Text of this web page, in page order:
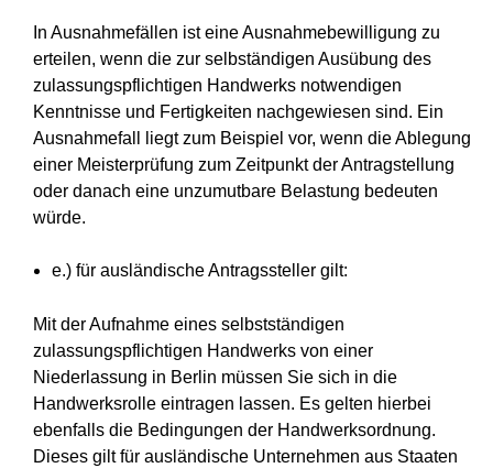
In Ausnahmefällen ist eine Ausnahmebewilligung zu
erteilen, wenn die zur selbständigen Ausübung des
zulassungspflichtigen Handwerks notwendigen
Kenntnisse und Fertigkeiten nachgewiesen sind. Ein
Ausnahmefall liegt zum Beispiel vor, wenn die Ablegung
einer Meisterprüfung zum Zeitpunkt der Antragstellung
oder danach eine unzumutbare Belastung bedeuten
würde.
e.) für ausländische Antragssteller gilt:
Mit der Aufnahme eines selbstständigen
zulassungspflichtigen Handwerks von einer
Niederlassung in Berlin müssen Sie sich in die
Handwerksrolle eintragen lassen. Es gelten hierbei
ebenfalls die Bedingungen der Handwerksordnung.
Dieses gilt für ausländische Unternehmen aus Staaten